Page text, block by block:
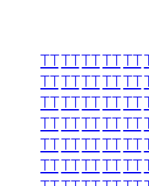
TTTTTTTTTT
TTTTTTTTTT
TTTTTTTTTT
TTTTTTTTTT
TTTTTTTTTT
TTTTTTTTTT